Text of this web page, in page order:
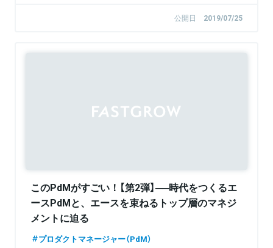
公開日 2019/07/25
このPdMがすごい！【第2弾】──時代をつくるエ
ースPdMと、エースを束ねるトップ層のマネジ
メントに迫る
プロダクトマネージャー（PdM）